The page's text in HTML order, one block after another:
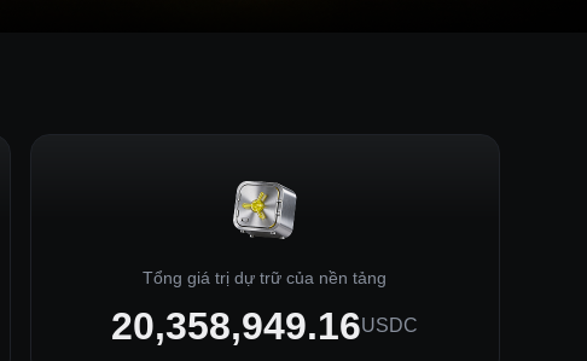
Tổng giá trị dự trữ của nền tảng
20,358,949.16USDC